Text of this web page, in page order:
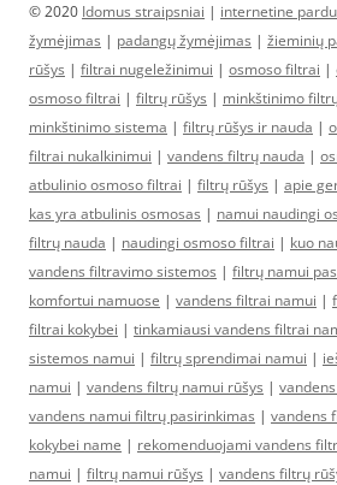
© 2020 Idomus straipsniai | internetine
žymėjimas | padangų žymėjimas | žieminių
rūšys | filtrai nugeležinimui | osmoso filtrai |
osmoso filtrai | filtrų rūšys | minkštinimo
minkštinimo sistema | filtrų rūšys ir nauda |
filtrai nukalkinimui | vandens filtrų nauda |
atbulinio osmoso filtrai | filtrų rūšys | apie
kas yra atbulinis osmosas | namui naudingi
filtrų nauda | naudingi osmoso filtrai | kuo
vandens filtravimo sistemos | filtrų namui
komfortui namuose | vandens filtrai namui |
filtrai kokybei | tinkamiausi vandens filtrai
sistemos namui | filtrų sprendimai namui |
namui | vandens filtrų namui rūšys |
vandens namui filtrų pasirinkimas | vandens
kokybei name | rekomenduojami vandens
namui | filtrų namui rūšys | vandens filtrų